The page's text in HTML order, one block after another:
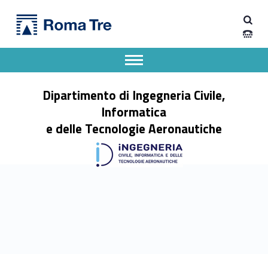
Dott. TOMMASO CAIAZZI - Dipartimento di Ingegneria Civile, Informatica e delle Tecnologie Aeronautiche
Dipartimento di Ingegneria Civile,
Informatica
e delle Tecnologie Aeronautiche
Apri il menu secondario
Header info sidebar